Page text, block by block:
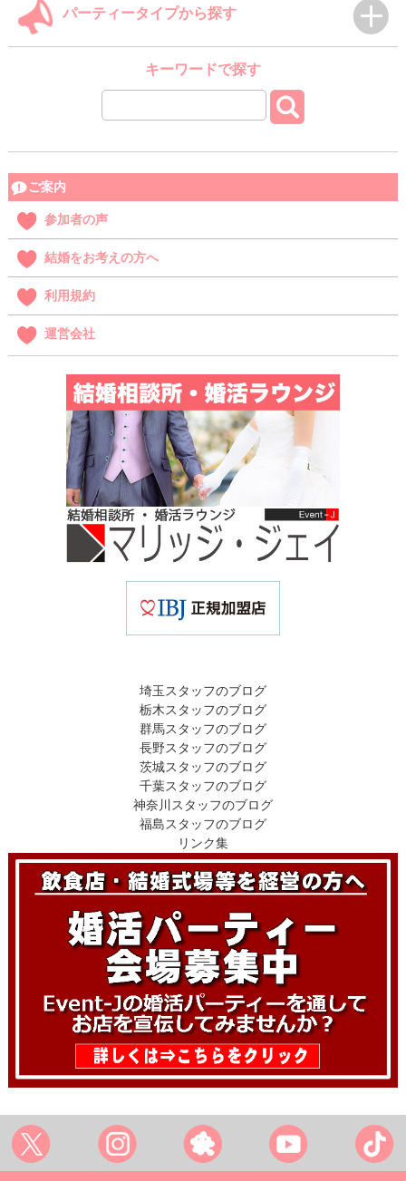
パーティータイプから探す
キーワードで探す
ご案内
参加者の声
結婚をお考えの方へ
利用規約
運営会社
埼玉スタッフのブログ
栃木スタッフのブログ
群馬スタッフのブログ
長野スタッフのブログ
茨城スタッフのブログ
千葉スタッフのブログ
神奈川スタッフのブログ
福島スタッフのブログ
リンク集